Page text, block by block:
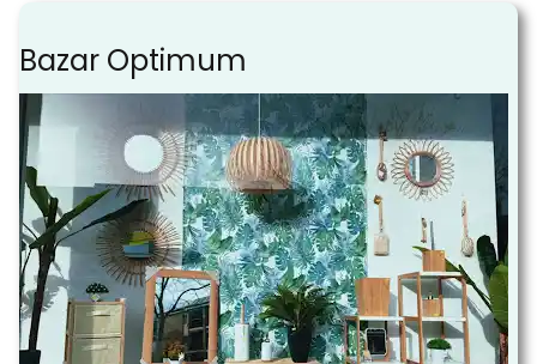
Bazar Optimum